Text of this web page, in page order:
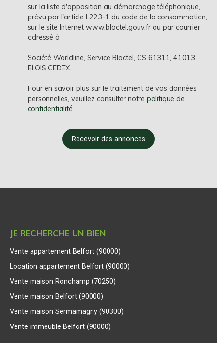
sur la liste d'opposition au démarchage téléphonique,
prévu par l'article L223-1 du code de la consommation,
sur le site Internet www.bloctel.gouv.fr ou par courrier
adressé à :
Société Worldline, Service Bloctel, CS 61311, 41013
BLOIS CEDEX.
Pour en savoir plus sur le traitement de vos données
personnelles, veuillez consulter notre politique de
confidentialité.
Recevoir des annonces
JE RECHERCHE UN BIEN
Vente appartement Belfort (90000)
Location appartement Belfort (90000)
Vente maison Ronchamp (70250)
Vente maison Belfort (90000)
Vente maison Sermamagny (90300)
Vente immeuble Belfort (90000)